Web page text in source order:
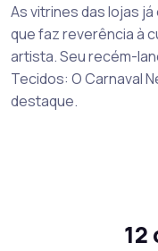
As vitrines das lojas
que faz reverência à
artista. Seu recém-
Tecidos: O Carnaval
destaque.